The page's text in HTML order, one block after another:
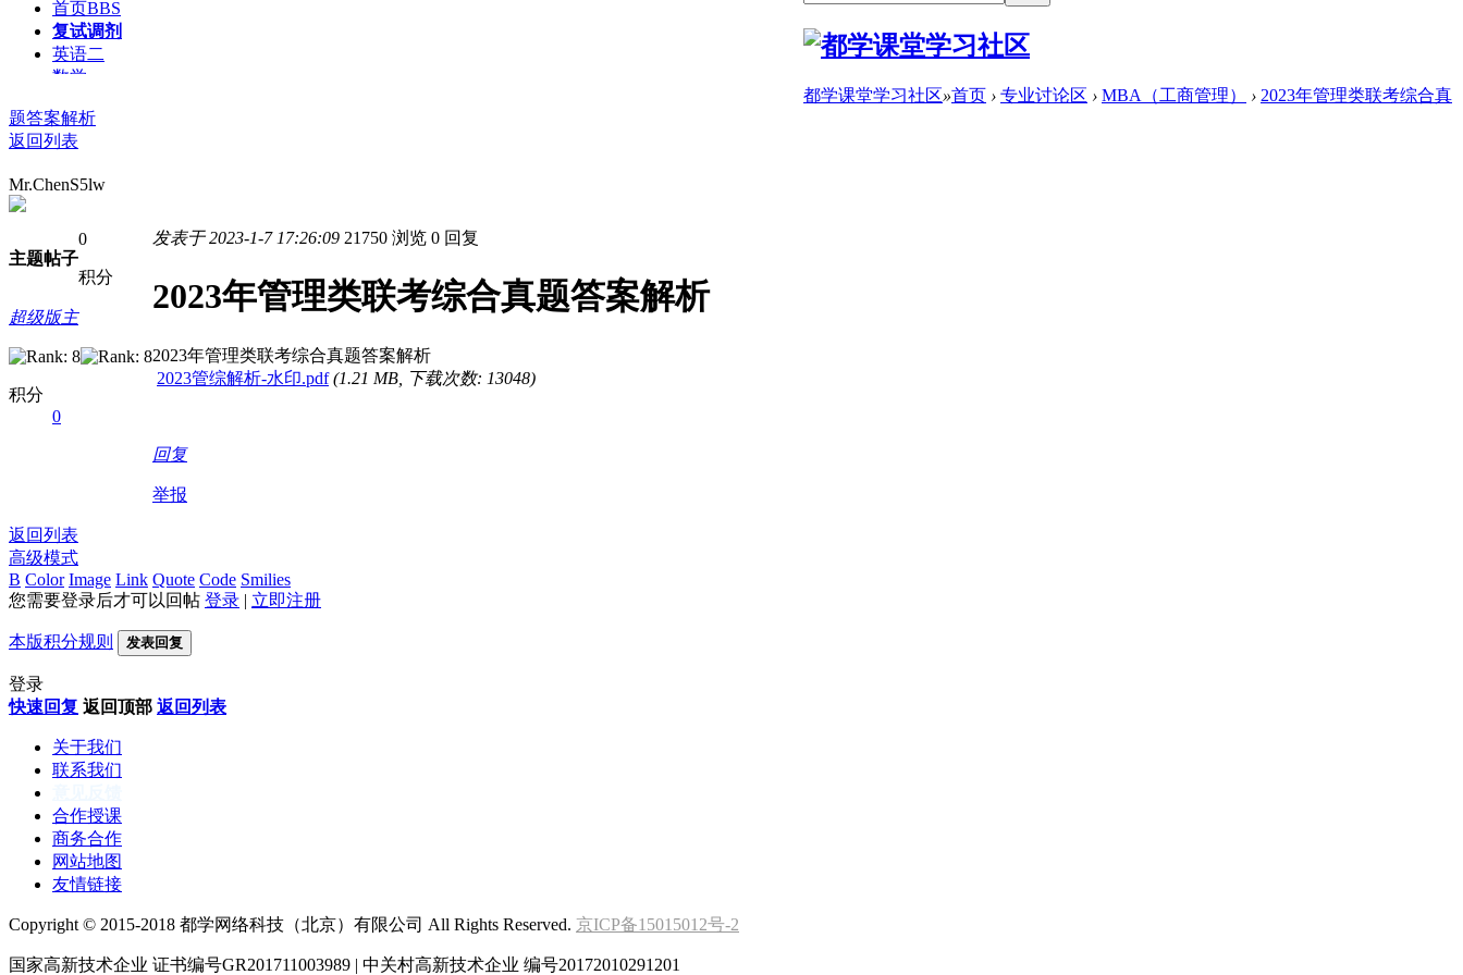
首页BBS
复试调剂
英语二
数学
写作
MBA
MEM
都学课堂学习社区»首页 › 专业讨论区 › MBA（工商管理） › 2023年管理类联考综合真
题答案解析
返回列表
Mr.ChenS5lw
主题帖子
0
积分
超级版主
积分
0
发表于 2023-1-7 17:26:09 21750 浏览 0 回复
2023年管理类联考综合真题答案解析
2023年管理类联考综合真题答案解析
2023管综解析-水印.pdf (1.21 MB, 下载次数: 13048)
回复
举报
返回列表
高级模式
B Color Image Link Quote Code Smilies
您需要登录后才可以回帖 登录 | 立即注册
本版积分规则 发表回复
登录
快速回复 返回顶部 返回列表
关于我们
联系我们
合作授课
商务合作
网站地图
友情链接
Copyright © 2015-2018 都学网络科技（北京）有限公司 All Rights Reserved. 京ICP备15015012号-2
国家高新技术企业 证书编号GR201711003989 | 中关村高新技术企业 编号20172010291201